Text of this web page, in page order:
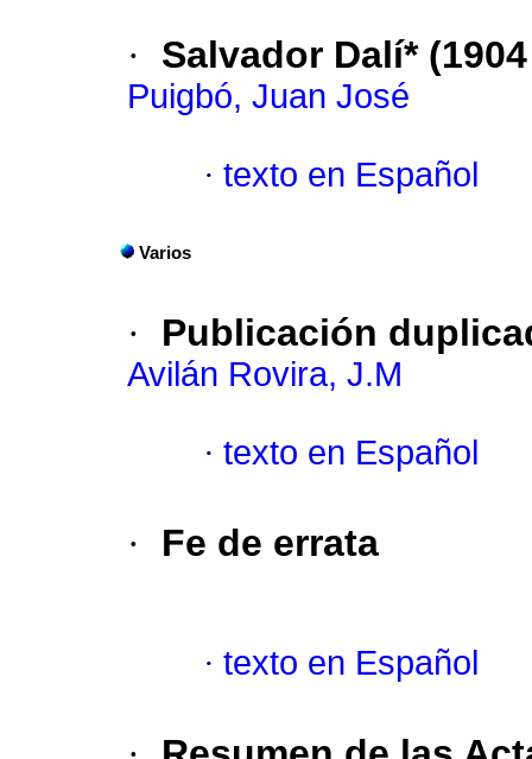
· Salvador Dalí*
Puigbó, Juan José
· texto en Español
Varios
· Publicación
Avilán Rovira, J.M
· texto en Español
· Fe de errata
· texto en Español